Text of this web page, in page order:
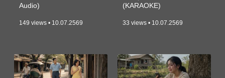
Audio)
149 views • 10.07.2569
(KARAOKE)
33 views • 10.07.2569